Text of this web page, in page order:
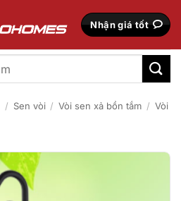
Nhận giá tốt
/ Sen vòi / Vòi sen xả bồn tắm / Vòi